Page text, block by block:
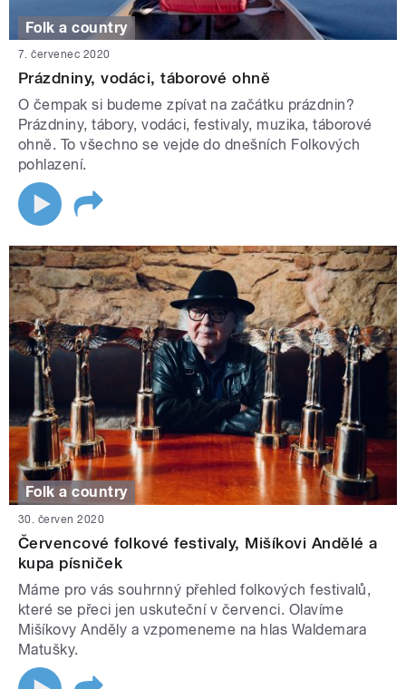
Folk a country
7. červenec 2020
Prázdniny, vodáci, táborové ohně
O čempak si budeme zpívat na začátku prázdnin?
Prázdniny, tábory, vodáci, festivaly, muzika, táborové
ohně. To všechno se vejde do dnešních Folkových
pohlazení.
Folk a country
30. červen 2020
Červencové folkové festivaly, Mišíkovi Andělé a
kupa písniček
Máme pro vás souhrnný přehled folkových festivalů,
které se přeci jen uskuteční v červenci. Olavíme
Mišíkovy Anděly a vzpomeneme na hlas Waldemara
Matušky.